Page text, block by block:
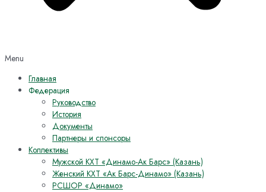
Menu
Главная
Федерация
Руководство
История
Документы
Партнеры и спонсоры
Коллективы
Мужской КХТ «Динамо-Ак Барс» (Казань)
Женский КХТ «Ак Барс-Динамо» (Казань)
РСШОР «Динамо»